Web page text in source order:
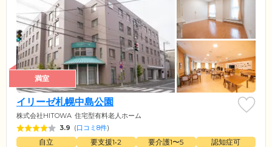
満室
イリーゼ札幌中島公園
株式会社HITOWA 住宅型有料老人ホーム
3.9 (口コミ8件)
自立 要支援1•2 要介護1〜5
認知症可